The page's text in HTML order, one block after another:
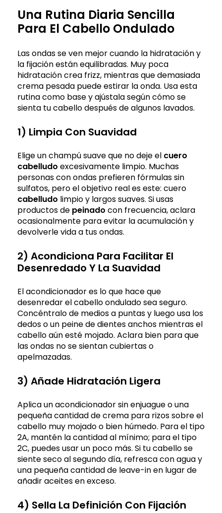
Una Rutina Diaria Sencilla
Para El Cabello Ondulado
Las ondas se ven mejor cuando la hidratación y
la fijación están equilibradas. Muy poca
hidratación crea frizz, mientras que demasiada
crema pesada puede estirar la onda. Usa esta
rutina como base y ajústala según cómo se
sienta tu cabello después de algunos lavados.
1) Limpia Con Suavidad
Elige un champú suave que no deje el cuero
cabelludo excesivamente limpio. Muchas
personas con ondas prefieren fórmulas sin
sulfatos, pero el objetivo real es este: cuero
cabelludo limpio y largos suaves. Si usas
productos de peinado con frecuencia, aclara
ocasionalmente para evitar la acumulación y
devolverle vida a tus ondas.
2) Acondiciona Para Facilitar El
Desenredado Y La Suavidad
El acondicionador es lo que hace que
desenredar el cabello ondulado sea seguro.
Concéntralo de medios a puntas y luego usa los
dedos o un peine de dientes anchos mientras el
cabello aún esté mojado. Aclara bien para que
las ondas no se sientan cubiertas o
apelmazadas.
3) Añade Hidratación Ligera
Aplica un acondicionador sin enjuague o una
pequeña cantidad de crema para rizos sobre el
cabello muy mojado o bien húmedo. Para el tipo
2A, mantén la cantidad al mínimo; para el tipo
2C, puedes usar un poco más. Si tu cabello se
siente seco al segundo día, refresca con agua y
una pequeña cantidad de leave-in en lugar de
añadir aceites en exceso.
4) Sella La Definición Con Fijación